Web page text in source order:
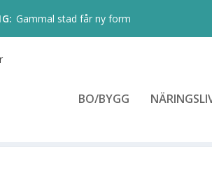
Gammal stad får ny form
BO/BYGG